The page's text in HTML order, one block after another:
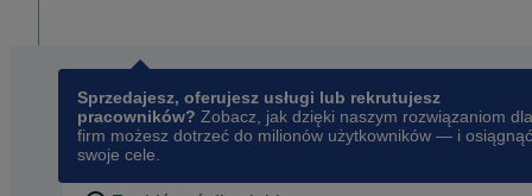
Sprzedajesz, oferujesz usługi lub rekrutujesz
pracowników? Zobacz, jak dzięki naszym rozwiązaniom dla
firm możesz dotrzeć do milionów użytkowników — i osiągnąć
swoje cele.